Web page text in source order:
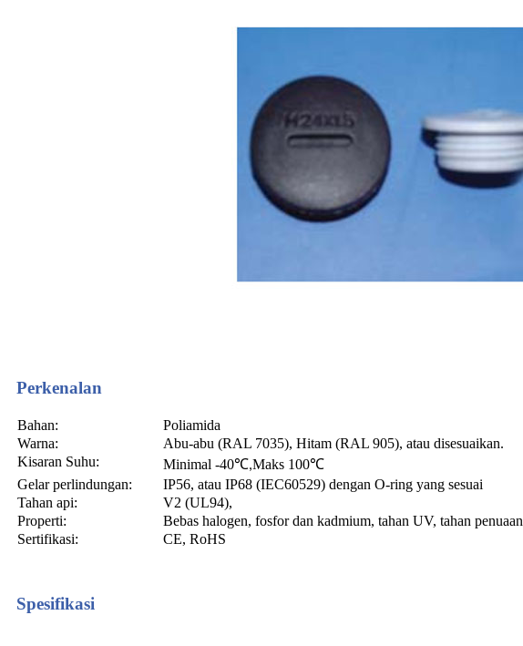
Perkenalan
Bahan:
Poliamida
Warna:
Abu-abu (RAL 7035), Hitam (RAL 905), atau disesuaikan.
Kisaran Suhu:
Minimal -40℃,Maks 100℃
Gelar perlindungan:
IP56, atau IP68 (IEC60529) dengan O-ring yang sesuai
Tahan api:
V2 (UL94),
Properti:
Bebas halogen, fosfor dan kadmium, tahan UV, tahan penuaan
Sertifikasi:
CE, RoHS
Spesifikasi